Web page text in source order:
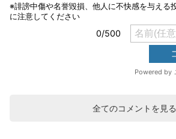
全てのコメントを見る